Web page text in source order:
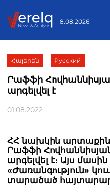
8.08.2026
Հայերեն Русский
Րաֆֆի
արգելվել է
01.08.2022
ՀՀ նախկին
Րաֆֆի
արգելվել է։ Այս
«Ժառանգություն»
տարածած